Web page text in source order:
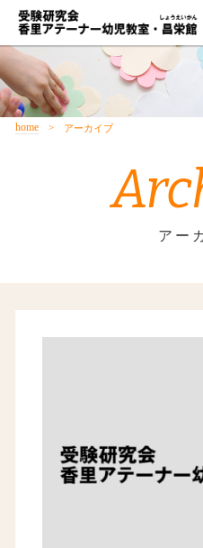
home アーカイブ
アー